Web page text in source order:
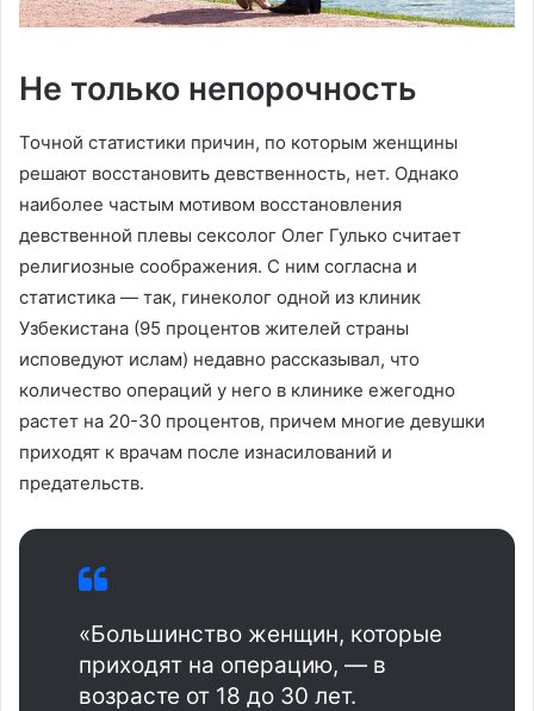
Не только непорочность
Точной статистики причин, по которым женщины
решают восстановить девственность, нет. Однако
наиболее частым мотивом восстановления
девственной плевы сексолог Олег Гулько считает
религиозные соображения. С ним согласна и
статистика — так, гинеколог одной из клиник
Узбекистана (95 процентов жителей страны
исповедуют ислам) недавно рассказывал, что
количество операций у него в клинике ежегодно
растет на 20-30 процентов, причем многие девушки
приходят к врачам после изнасилований и
предательств.
«Большинство женщин, которые
приходят на операцию, — в
возрасте от 18 до 30 лет.